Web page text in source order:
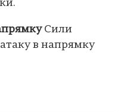
Сили
в напрямку